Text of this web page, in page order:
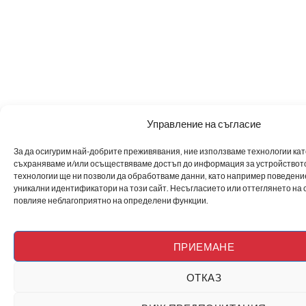
Управление на съгласие
За да осигурим най-добрите преживявания, ние използваме технологии
съхраняваме и/или осъществяваме достъп до информация за
технологии ще ни позволи да обработваме данни, като например
уникални идентификатори на този сайт. Несъгласието или оттеглянето на
повлияе неблагоприятно на определени функции.
ПРИЕМАНЕ
ОТКАЗ